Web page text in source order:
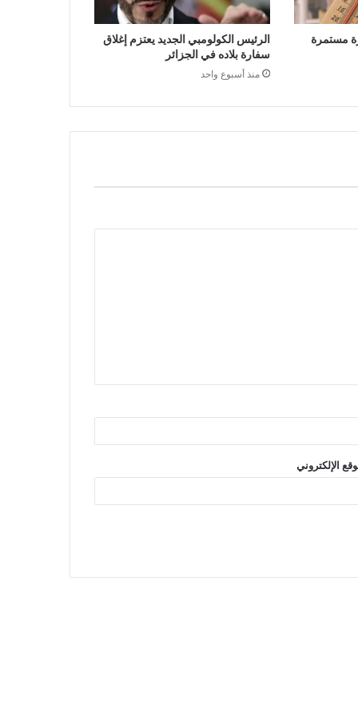
مستمرة
الرئيس الكولومبي الجديد يعتزم إغلاق
سفارة بلاده في الجزائر
منذ أسبوع واحد
الإلكتروني